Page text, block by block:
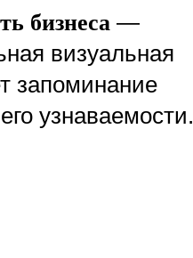
бизнеса —
визуальная
запоминание
узнаваемости.